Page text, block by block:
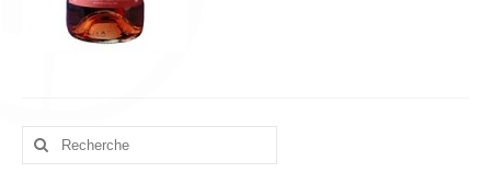
Rechercher